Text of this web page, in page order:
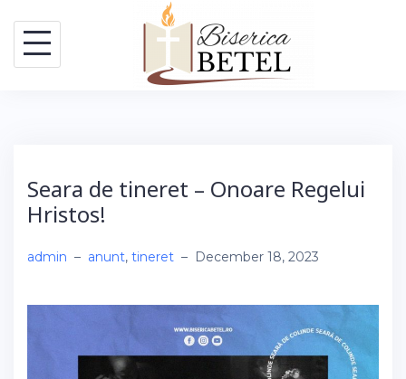
content
Seara de tineret – Onoare Regelui
Hristos!
admin – anunt, tineret – December 18, 2023